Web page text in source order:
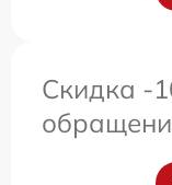
Скидка -